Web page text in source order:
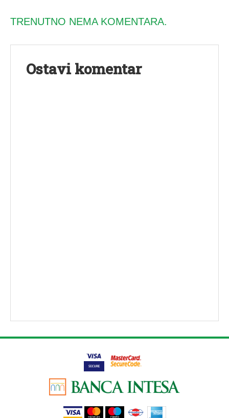
TRENUTNO NEMA KOMENTARA.
Ostavi komentar